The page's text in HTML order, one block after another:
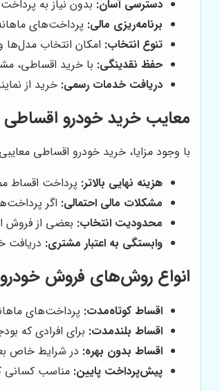
دسترسی آسان: بدون نیاز به
برنامه‌ریزی مالی: پرداخت‌های
تنوع انتخاب: امکان انتخاب مدل‌ها
حفظ نقدینگی: با خرید اقساطی،
دریافت خدمات رسمی: خرید از
معایب خرید خودرو اقساطی
با وجود مزایا، خرید خودرو اقساطی معایبی
هزینه نهایی بالاتر: پرداخت اقساط
مشکلات مالی احتمالی: اگر
محدودیت انتخاب: بعضی از فروش
وابستگی به اعتبار مشتری: دریافت
انواع روش‌های فروش
اقساط کوتاه‌مدت: پرداخت‌های
اقساط بلندمدت: برای افرادی که بودجه
اقساط بدون بهره: در شرایط خاص
پیش‌پرداخت پایین: مناسب کسانی